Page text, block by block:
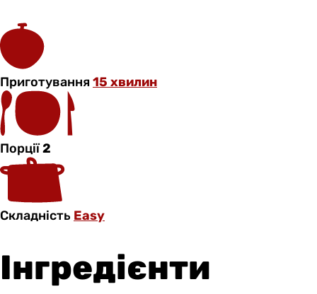
Приготування15 хвилин
Порції2
Складність Easy
Інгредієнти